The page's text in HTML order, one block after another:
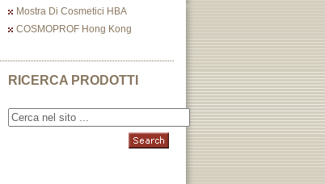
Mostra Di Cosmetici HBA
COSMOPROF Hong Kong
RICERCA PRODOTTI